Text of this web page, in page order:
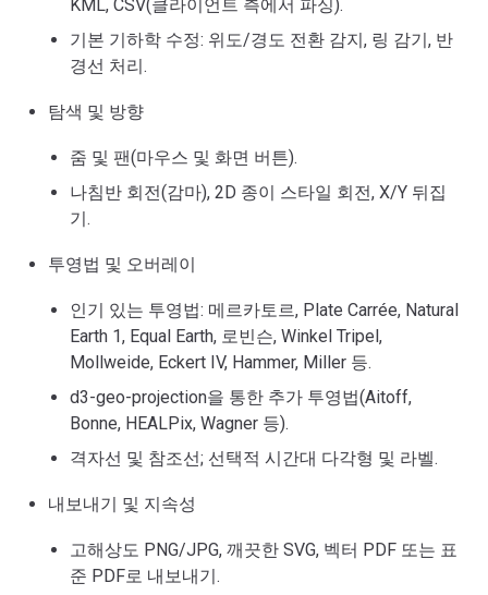
KML, CSV(클라이언트 측에서 파싱).
기본 기하학 수정: 위도/경도 전환 감지, 링 감기, 반
경선 처리.
탐색 및 방향
줌 및 팬(마우스 및 화면 버튼).
나침반 회전(감마), 2D 종이 스타일 회전, X/Y 뒤집
기.
투영법 및 오버레이
인기 있는 투영법: 메르카토르, Plate Carrée, Natural
Earth 1, Equal Earth, 로빈슨, Winkel Tripel,
Mollweide, Eckert IV, Hammer, Miller 등.
d3-geo-projection을 통한 추가 투영법(Aitoff,
Bonne, HEALPix, Wagner 등).
격자선 및 참조선; 선택적 시간대 다각형 및 라벨.
내보내기 및 지속성
고해상도 PNG/JPG, 깨끗한 SVG, 벡터 PDF 또는 표
준 PDF로 내보내기.